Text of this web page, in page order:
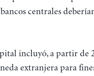
centrales
incluyó, a partir de
extranjera para